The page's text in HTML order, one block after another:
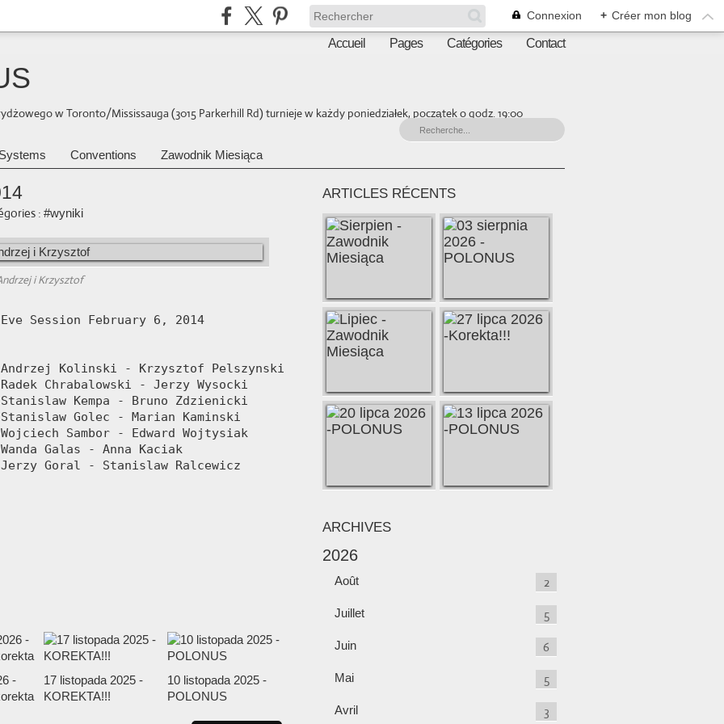
Connexion + Créer mon blog
Accueil Pages Catégories Contact
w Toronto/Mississauga (3015 Parkerhill Rd) turnieje w każdy poniedziałek, początek o godz. 19:00
Conventions Zawodnik Miesiąca
: #wyniki
i Krzysztof
Session February 6, 2014
Kolinski - Krzysztof Pelszynski
Chrabalowski - Jerzy Wysocki
Kempa - Bruno Zdzienicki
Golec - Marian Kaminski
Sambor - Edward Wojtysiak
Galas - Anna Kaciak
Goral - Stanislaw Ralcewicz
-
17 listopada 2025 -
KOREKTA!!!
10 listopada 2025 -
POLONUS
ARTICLES RÉCENTS
ARCHIVES
2026
Août 2
Juillet 5
Juin 6
Mai 5
Avril 3